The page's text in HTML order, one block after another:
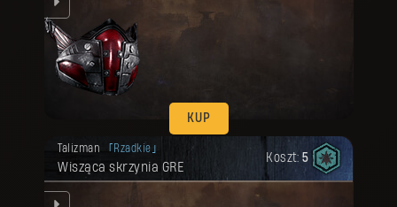
KUP
Talizman Rzadkie
Wisząca skrzynia GRE
Koszt: 5
Twoja nagroda została odblokowana.